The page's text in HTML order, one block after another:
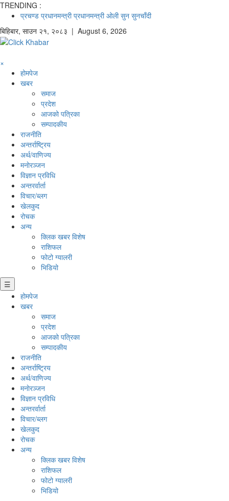
TRENDING :
प्रचण्ड प्रधानमन्त्री प्रधानमन्त्री ओली सुन सुनचाँदी
बिहिबार, साउन २१, २०८३ | August 6, 2026
×
होमपेज
खबर
समाज
प्रदेश
आजको पत्रिका
सम्पादकीय
राजनीति
अन्तर्राष्ट्रिय
अर्थ/वाणिज्य
मनाेरञ्जन
विज्ञान प्रविधि
अन्तरर्वार्ता
विचार/ब्लग
खेलकुद
रोचक
अन्य
क्लिक खबर विशेष
राशिफल
फोटो ग्यालरी
भिडियो
☰
होमपेज
खबर
समाज
प्रदेश
आजको पत्रिका
सम्पादकीय
राजनीति
अन्तर्राष्ट्रिय
अर्थ/वाणिज्य
मनाेरञ्जन
विज्ञान प्रविधि
अन्तरर्वार्ता
विचार/ब्लग
खेलकुद
रोचक
अन्य
क्लिक खबर विशेष
राशिफल
फोटो ग्यालरी
भिडियो